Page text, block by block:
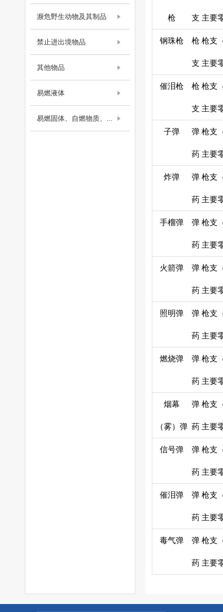
濒危野生动物及其制品
禁止进出境物品
其他物品
易燃液体
易燃固体、自燃物质、...
枪 支 主要
钢珠枪 枪
支
枪支
主要
催泪枪 枪
支
枪支
主要
子弹 弹
药
枪支
主要
炸弹 弹
药
枪支
主要
手榴弹 弹
药
枪支
主要
火箭弹 弹
药
枪支
主要
照明弹 弹
药
枪支
主要
燃烧弹 弹
药
枪支
主要
烟幕
（雾）弹
弹
药
枪支
主要
信号弹 弹
药
枪支
主要
催泪弹 弹
药
枪支
主要
毒气弹 弹
药
枪支
主要